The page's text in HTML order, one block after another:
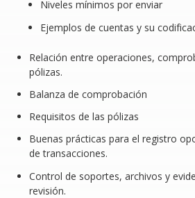
soporte, el catálogo de cuentas no
las necesidades fiscales y
procesos de validación suelen
forma manual. Esto genera
integración de la información,
responder revisiones y menor
datos financieros. El curso busca
mediante una visión práctica de
Niveles mínimos por enviar
Ejemplos de cuentas y su
Relación entre operaciones,
pólizas.
Balanza de comprobación
Requisitos de las pólizas
Buenas prácticas para el registro
de transacciones.
Control de soportes, archivos y
revisión.